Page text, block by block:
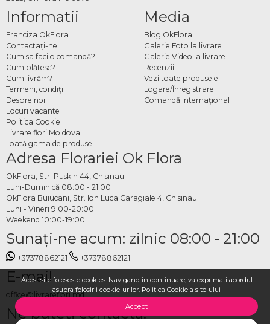
Acest site foloseste cookies. Navigand in continuare, va exprimati acordul
asupra folosirii cookie-urilor. Politica Cookie a site-ului
Accept
Informatii
Franciza OkFlora
Contactaţi-ne
Cum sa faci o comandă?
Cum plătesc?
Cum livrăm?
Termeni, condiţii
Despre noi
Locuri vacante
Politica Cookie
Livrare flori Moldova
Toată gama de produse
Media
Blog OkFlora
Galerie Foto la livrare
Galerie Video la livrare
Recenzii
Vezi toate produsele
Logare/Înregistrare
Comandă Internațional
Adresa Florariei Ok Flora
OkFlora, Str. Puskin 44, Chisinau
Luni-Duminică 08:00 - 21:00
OkFlora Buiucani, Str. Ion Luca Caragiale 4, Chisinau
Luni - Vineri 9:00-20:00
Weekend 10:00-19:00
Sunaţi-ne acum: zilnic 08:00 - 21:00
+37378862121 +37378862121
E-mail
office@livrareflori.md
Ne puteți contacta: